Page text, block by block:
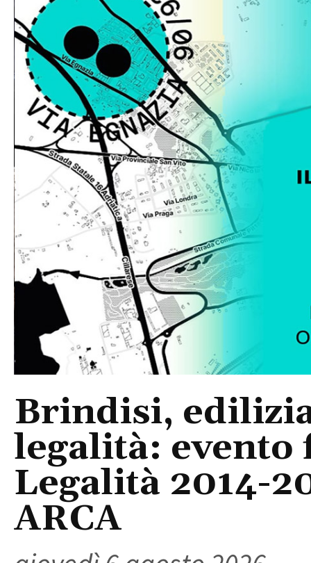
Brindisi,
legalità: evento
Legalità 2014-
ARCA